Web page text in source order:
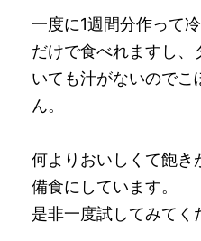
一度に1週間分作って
だけで食べれますし
いても汁がないので
ん。
何よりおいしくて飽き
備食にしています。
是非一度試してみてく